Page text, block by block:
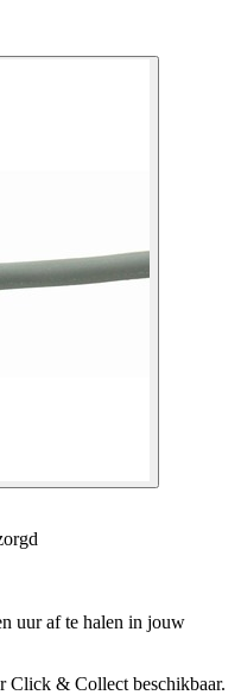
uur af te halen in jouw
Click & Collect beschikbaar.